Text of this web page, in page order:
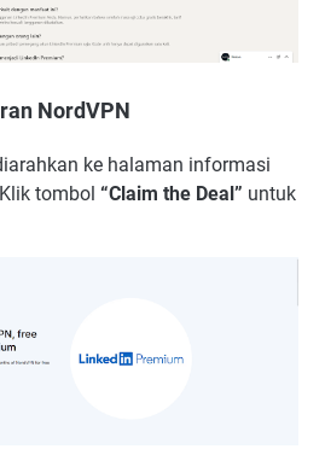
NordVPN
ke halaman informasi
tombol “Claim the Deal” untuk